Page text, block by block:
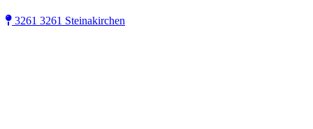
3261 3261 Steinakirchen